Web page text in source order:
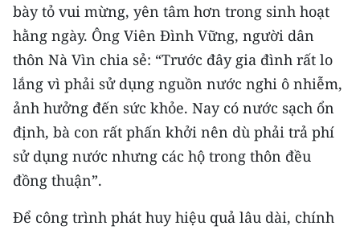
bày tỏ vui mừng, yên tâm hơn trong sinh hoạt
hằng ngày. Ông Viên Đình Vững, người dân
thôn Nà Vìn chia sẻ: “Trước đây gia đình rất lo
lắng vì phải sử dụng nguồn nước nghi ô nhiễm,
ảnh hưởng đến sức khỏe. Nay có nước sạch ổn
định, bà con rất phấn khởi nên dù phải trả phí
sử dụng nước nhưng các hộ trong thôn đều
đồng thuận”.
Để công trình phát huy hiệu quả lâu dài, chính